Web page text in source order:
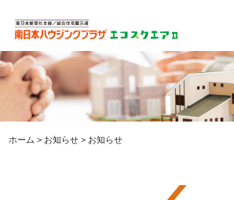
ホーム > お知らせ > お知らせ